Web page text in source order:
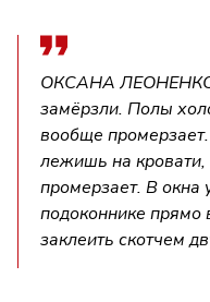
ОКСАНА
замёрзли. Полы
вообще
лежишь на кровати,
промерзает. В окна
подоконнике прямо
заклеить скотчем